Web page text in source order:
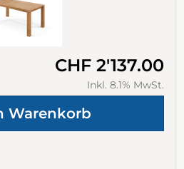
CHF 2'137.00
Inkl. 8.1% MwSt.